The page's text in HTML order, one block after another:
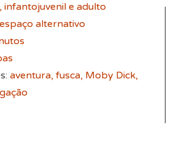
infantojuvenil e adulto
alternativo
aventura, fusca, Moby Dick,